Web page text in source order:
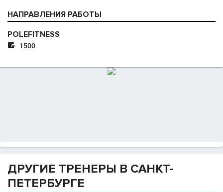
НАПРАВЛЕНИЯ РАБОТЫ
POLEFITNESS
 1500
ДРУГИЕ ТРЕНЕРЫ В САНКТ-
ПЕТЕРБУРГЕ